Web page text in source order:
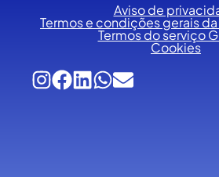
Aviso de
Termos e condições gerais
Termos do serviço
Cookies